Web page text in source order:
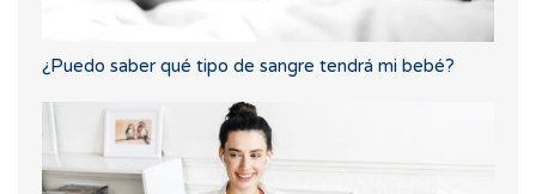
¿Puedo saber qué tipo de sangre tendrá mi bebé?